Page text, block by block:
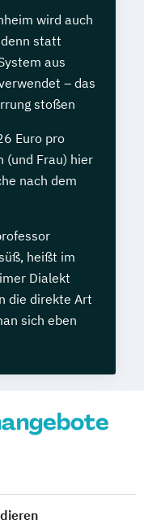
wird auch
statt
aus
– das
stoßen
Euro pro
(und Frau) hier
nach dem
heißt im
Dialekt
die direkte Art
sich eben